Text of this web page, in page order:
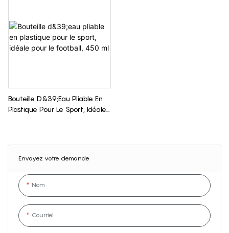
Envoyez votre demande
Nom
Courriel
Bouteille D&39;eau Pliable En
Plastique Pour Le Sport, Idéale